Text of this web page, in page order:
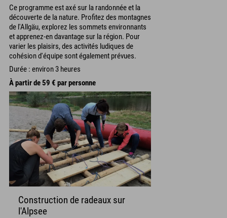
Ce programme est axé sur la randonnée et la
découverte de la nature. Profitez des montagnes
de l'Allgäu, explorez les sommets environnants
et apprenez-en davantage sur la région. Pour
varier les plaisirs, des activités ludiques de
cohésion d'équipe sont également prévues.
Durée : environ 3 heures
À partir de 59 € par personne
Construction de radeaux sur
l'Alpsee